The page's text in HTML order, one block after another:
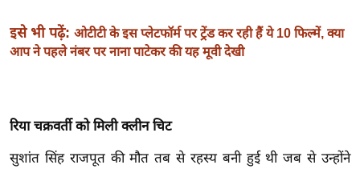
य
त
डि
या
इसे भी पढ़ें: ओटीटी के इस प्लेटफॉर्म पर ट्रेंड कर रही हैं ये 10 फिल्में, क्या
आप ने पहले नंबर पर नाना पाटेकर की यह मूवी देखी
रिया चक्रवर्ती को मिली क्लीन चिट
सुशांत सिंह राजपूत की मौत तब से रहस्य बनी हुई थी जब से उन्होंने